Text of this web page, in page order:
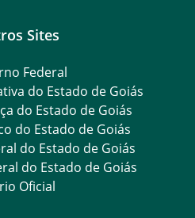
Sites
Federal
do Estado de Goiás
do Estado de Goiás
do Estado de Goiás
do Estado de Goiás
do Estado de Goiás
Oficial